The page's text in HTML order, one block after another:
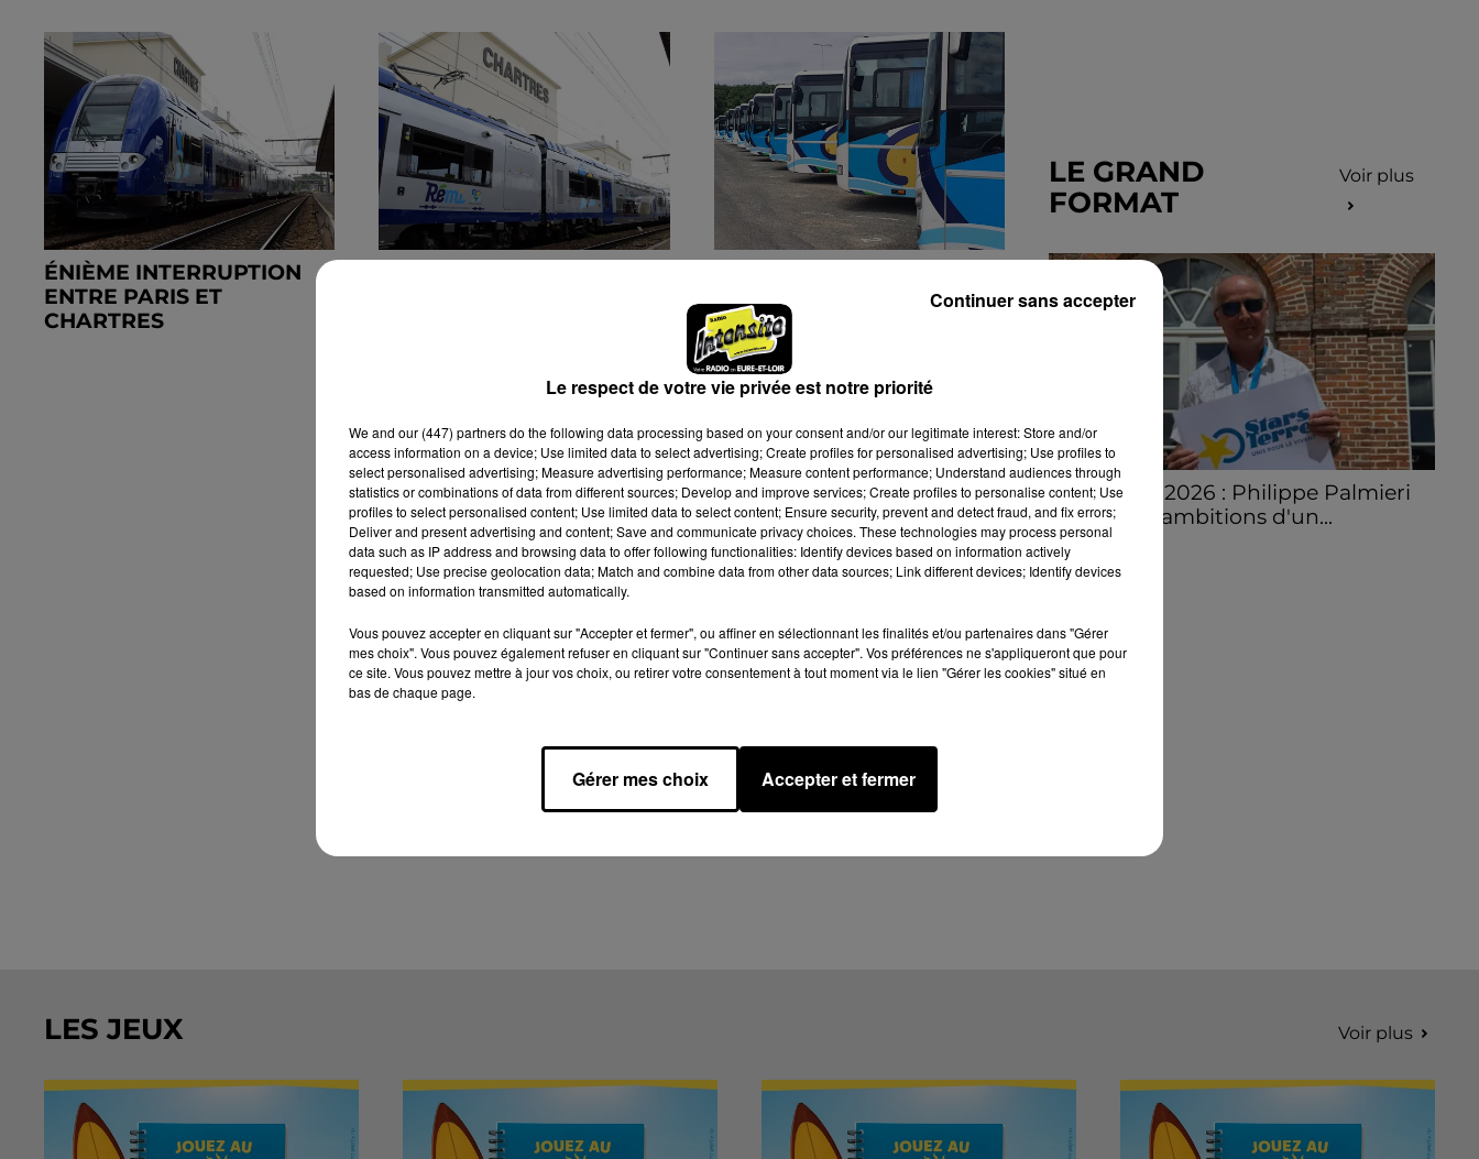
ÉNIÈME INTERRUPTION
ENTRE PARIS ET
CHARTRES
SOIXANTAINE DE LIGNES
DE BUS REMI À L'ARRÊT
LE GRAND
FORMAT
Voir plus
Stars'Terre 2026 : Philippe Palmieri
dévoile les ambitions d'un...
À quelques semaines de la première
édition de Stars'Terre, organisée du 18 au 20
LES JEUX Voir plus
Le respect de votre vie privée est notre priorité
We and our (447) partnersdo the following data processing based on your consent and/or our legitimate interest: Store and/or
access information on a device; Use limited data to select advertising; Create profiles for personalised advertising; Use profiles to
select personalised advertising; Measure advertising performance; Measure content performance; Understand audiences through
statistics or combinations of data from different sources; Develop and improve services; Create profiles to personalise content; Use
profiles to select personalised content; Use limited data to select content; Ensure security, prevent and detect fraud, and fix errors;
Deliver and present advertising and content; Save and communicate privacy choices. These technologies may process personal
data such as IP address and browsing data to offer following functionalities: Identify devices based on information actively
requested; Use precise geolocation data; Match and combine data from other data sources; Link different devices; Identify devices
based on information transmitted automatically.
Vous pouvez accepter en cliquant sur "Accepter et fermer", ou affiner en sélectionnant les finalités et/ou partenaires dans "Gérer
mes choix". Vous pouvez également refuser en cliquant sur "Continuer sans accepter". Vos préférences ne s'appliqueront que pour
ce site. Vous pouvez mettre à jour vos choix, ou retirer votre consentement à tout moment via le lien "Gérer les cookies" situé en
bas de chaque page.
Gérer mes choix Accepter et fermer
Continuer sans accepter